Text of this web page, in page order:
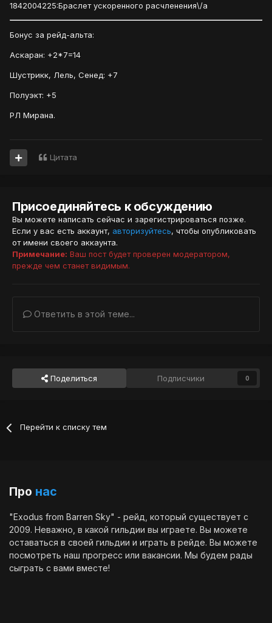
1842004225:Браслет ускоренного расчленения\/a
Бонус за рейд-альта:
Аскаран: +2*7=14
Шустрикк, Лель, Сенед: +7
Полуэкт: +5
РЛ Мирана.
Цитата
Присоединяйтесь к обсуждению
Вы можете написать сейчас и зарегистрироваться позже.
Если у вас есть аккаунт, авторизуйтесь, чтобы опубликовать
от имени своего аккаунта.
Примечание: Ваш пост будет проверен модератором,
прежде чем станет видимым.
Ответить в этой теме...
Поделиться Подписчики 0
Перейти к списку тем
Про нас
"Exodus from Barren Sky" - рейд, который существует с
2009. Неважно, в какой гильдии вы играете. Вы можете
оставаться в своей гильдии и играть в рейде. Вы можете
посмотреть наш прогресс или вакансии. Мы будем рады
сыграть с вами вместе!